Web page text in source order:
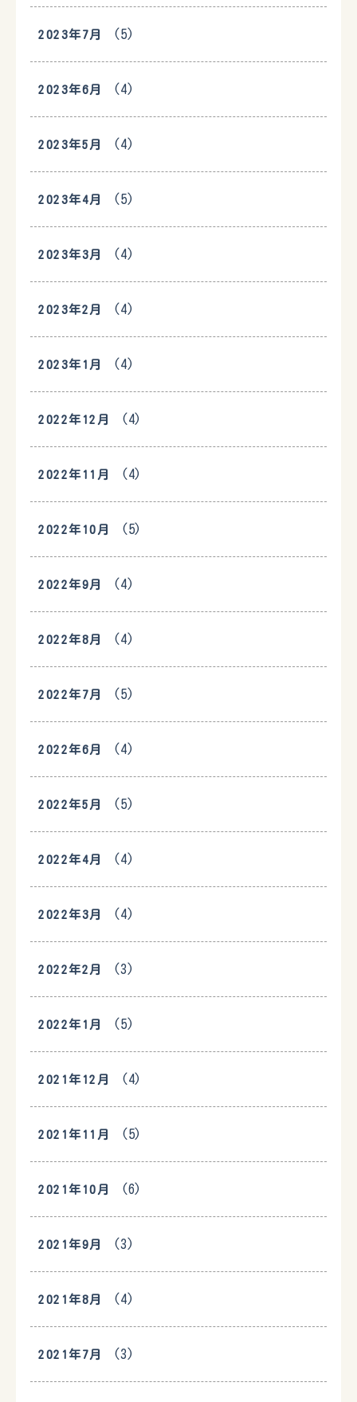
2023年7月 (5)
2023年6月 (4)
2023年5月 (4)
2023年4月 (5)
2023年3月 (4)
2023年2月 (4)
2023年1月 (4)
2022年12月 (4)
2022年11月 (4)
2022年10月 (5)
2022年9月 (4)
2022年8月 (4)
2022年7月 (5)
2022年6月 (4)
2022年5月 (5)
2022年4月 (4)
2022年3月 (4)
2022年2月 (3)
2022年1月 (5)
2021年12月 (4)
2021年11月 (5)
2021年10月 (6)
2021年9月 (3)
2021年8月 (4)
2021年7月 (3)